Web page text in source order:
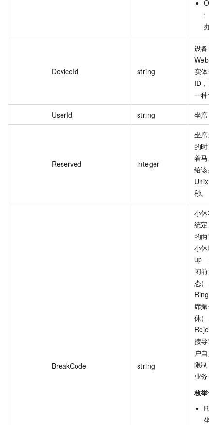
:
办
DeviceId string
设备
实体
ID，
一种
UserId string 坐席
Reserved integer
坐席
的时
着马
给该
Unix
秒。
BreakCode string
小休
统定
的两
小休
up （
闲前
态）、
席振
休）、
接导
户自
限制
业务
枚举值
坐